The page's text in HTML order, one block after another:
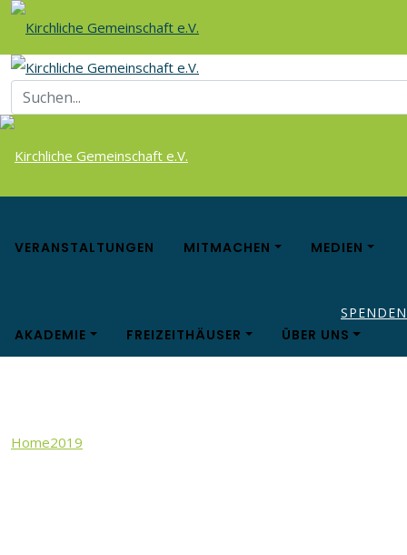
VERANSTALTUNGEN MITMACHEN MEDIEN
AKADEMIE FREIZEITHÄUSER ÜBER UNS
SPENDEN
Home2019